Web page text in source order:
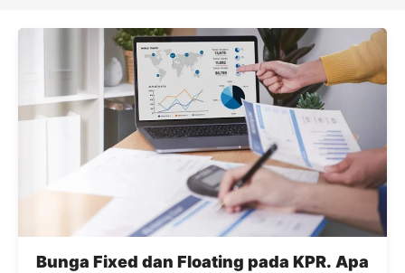
Bunga Fixed dan Floating pada KPR. Apa